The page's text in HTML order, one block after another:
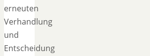
erneuten
Verhandlung
und
Entscheidung